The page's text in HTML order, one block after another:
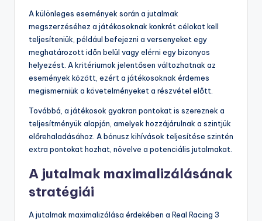
A különleges események során a jutalmak
megszerzéséhez a játékosoknak konkrét célokat kell
teljesíteniük, például befejezni a versenyeket egy
meghatározott időn belül vagy elérni egy bizonyos
helyezést. A kritériumok jelentősen változhatnak az
események között, ezért a játékosoknak érdemes
megismerniük a követelményeket a részvétel előtt.
Továbbá, a játékosok gyakran pontokat is szereznek a
teljesítményük alapján, amelyek hozzájárulnak a szintjük
előrehaladásához. A bónusz kihívások teljesítése szintén
extra pontokat hozhat, növelve a potenciális jutalmakat.
A jutalmak maximalizálásának
stratégiái
A jutalmak maximalizálása érdekében a Real Racing 3